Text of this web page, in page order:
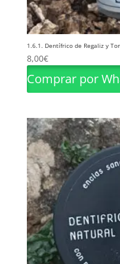
1.6.1. Dentífrico de Regaliz y
8,00€
Comprar por